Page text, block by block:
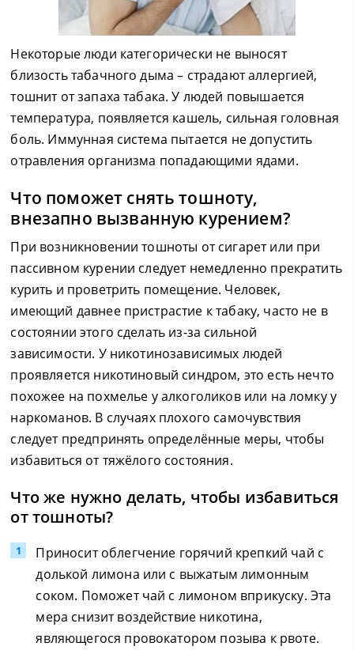
Некоторые люди категорически не выносят
близость табачного дыма – страдают аллергией,
тошнит от запаха табака. У людей повышается
температура, появляется кашель, сильная головная
боль. Иммунная система пытается не допустить
отравления организма попадающими ядами.
Что поможет снять тошноту,
внезапно вызванную курением?
При возникновении тошноты от сигарет или при
пассивном курении следует немедленно прекратить
курить и проветрить помещение. Человек,
имеющий давнее пристрастие к табаку, часто не в
состоянии этого сделать из-за сильной
зависимости. У никотинозависимых людей
проявляется никотиновый синдром, это есть нечто
похожее на похмелье у алкоголиков или на ломку у
наркоманов. В случаях плохого самочувствия
следует предпринять определённые меры, чтобы
избавиться от тяжёлого состояния.
Что же нужно делать, чтобы избавиться
от тошноты?
Приносит облегчение горячий крепкий чай с
долькой лимона или с выжатым лимонным
соком. Поможет чай с лимоном вприкуску. Эта
мера снизит воздействие никотина,
являющегося провокатором позыва к рвоте.